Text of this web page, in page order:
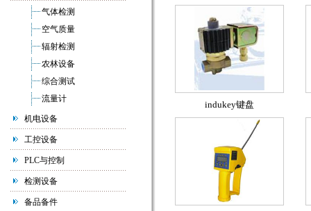
气体检测
空气质量
辐射检测
农林设备
综合测试
流量计
机电设备
工控设备
PLC与控制
检测设备
备品备件
indukey键盘